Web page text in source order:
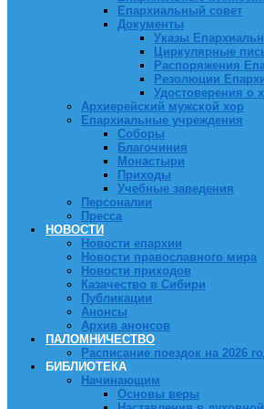
Епархиальный совет
Документы
Указы
Циркулярные
Распоряжения
Резолюции
Удостоверения о
Архиерейский мужской хор
Епархиальные учреждения
Соборы
Благочиния
Монастыри
Приходы
Учебные заведения
Персоналии
Пресса
НОВОСТИ
Новости епархии
Новости православного мира
Новости приходов
Казачество в Сибири
Публикации
Анонсы
Архив анонсов
ПАЛОМНИЧЕСТВО
Расписание поездок на 2026
БИБЛИОТЕКА
Начинающим
Основы веры